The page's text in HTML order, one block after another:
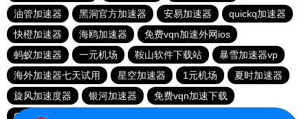
油管加速器
黑洞官方加速器 安易加速器
quickq加速器
快橙加速器
海鸥加速器
免费vqn加速外网ios
蚂蚁加速器
一元机场 鞍山软件下载站
暴雪加速器vp
海外加速器七天试用
星空加速器 1元机场
夏时加速器
旋风加速度器
银河加速器
免费vqn加速下载
GOROOO下载站